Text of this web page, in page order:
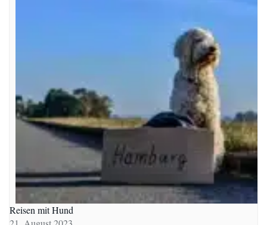
Reisen mit Hund